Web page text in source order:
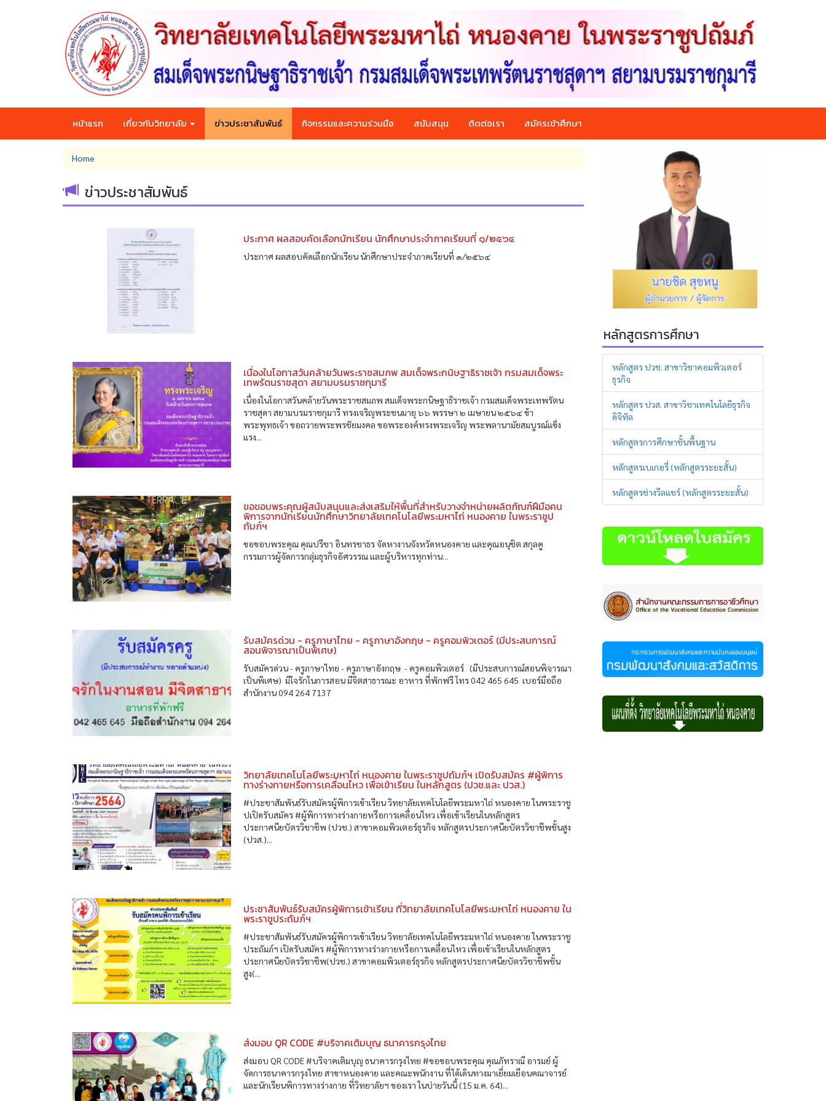
หน้าแรก เกี่ยวกับวิทยาลัย ข่าวประชาสัมพันธ์ กิจกรรมและความร่วมมือ สนับสนุน ติดต่อเรา สมัครเข้าศึกษา
You
are
here
Home
ข่าวประชาสัมพันธ์
ประกาศ ผลสอบคัดเลือกนักเรียน นักศึกษาประจำภาคเรียนที่ ๑/๒๕๖๔
ประกาศ ผลสอบคัดเลือกนักเรียน นักศึกษาประจำภาคเรียนที่ ๑/๒๕๖๔
เนื่องในโอกาสวันคล้ายวันพระราชสมภพ สมเด็จพระกนิษฐาธิราชเจ้า กรมสมเด็จพระ
เทพรัตนราชสุดา สยามบรมราชกุมารี
เนื่องในโอกาสวันคล้ายวันพระราชสมภพ สมเด็จพระกนิษฐาธิราชเจ้า กรมสมเด็จพระเทพรัตน
ราชสุดา สยามบรมราชกุมารี ทรงเจริญพระชนมายุ ๖๖ พรรษา ๒ เมษายน ๒๕๖๔ ข้า
พระพุทธเจ้า ขอถวายพระพรชัยมงคล ขอพระองค์ทรงพระเจริญ พระพลานามัยสมบูรณ์แข็ง
แรง...
ขอขอบพระคุณผู้สนับสนุนและส่งเสริมให้พื้นที่สำหรับวางจำหน่ายผลิตภัณฑ์ฝีมือคน
พิการจากนักเรียนนักศึกษาวิทยาลัยเทคโนโลยีพระมหาไถ่ หนองคาย ในพระราชูป
ถัมภ์ฯ
ขอขอบพระคุณ คุณปรีชา อินทรชาธร จัดหางานจังหวัดหนองคาย และคุณอนุชิต สกุลคู
กรรมการผู้จัดการกลุ่มธุรกิจอัศวรรณ และผู้บริหารทุกท่าน...
รับสมัครด่วน - ครูภาษาไทย - ครูภาษาอังกฤษ - ครูคอมพิวเตอร์ (มีประสบการณ์
สอนพิจารณาเป็นพิเศษ)
รับสมัครด่วน - ครูภาษาไทย - ครูภาษาอังกฤษ - ครูคอมพิวเตอร์ (มีประสบการณ์สอนพิจารณา
เป็นพิเศษ) มีใจรักในการสอน มีจิตสาธารณะ อาหาร ที่พักฟรี โทร 042 465 645 เบอร์มือถือ
สำนักงาน 094 264 7137
วิทยาลัยเทคโนโลยีพระมหาไถ่ หนองคาย ในพระราชูปถัมภ์ฯ เปิดรับสมัคร #ผู้พิการ
ทางร่างกายหรือการเคลื่อนไหว เพื่อเข้าเรียน ในหลักสูตร (ปวช.และ ปวส.)
#ประชาสัมพันธ์รับสมัครผู้พิการเข้าเรียน วิทยาลัยเทคโนโลยีพระมหาไถ่ หนองคาย ในพระราชู
ปเปิดรับสมัคร #ผู้พิการทางร่างกายหรือการเคลื่อนไหว เพื่อเข้าเรียนในหลักสูตร
ประกาศนียบัตรวิชาชีพ (ปวช.) สาขาคอมพิวเตอร์ธุรกิจ หลักสูตรประกาศนียบัตรวิชาชีพชั้นสูง
(ปวส.)...
ประชาสัมพันธ์รับสมัครผู้พิการเข้าเรียน ที่วิทยาลัยเทคโนโลยีพระมหาไถ่ หนองคาย ใน
พระราชูประถัมภ์ฯ
#ประชาสัมพันธ์รับสมัครผู้พิการเข้าเรียน วิทยาลัยเทคโนโลยีพระมหาไถ่ หนองคาย ในพระราชู
ประถัมภ์ฯ เปิดรับสมัคร #ผู้พิการทางร่างกายหรือการเคลื่อนไหว เพื่อเข้าเรียนในหลักสูตร
ประกาศนียบัตรวิชาชีพ(ปวช.) สาขาคอมพิวเตอร์ธุรกิจ หลักสูตรประกาศนียบัตรวิชาชีพชั้น
สูง(...
ส่งมอบ QR CODE #บริจาคเติมบุญ ธนาคารกรุงไทย
ส่งมอบ QR CODE #บริจาคเติมบุญ ธนาคารกรุงไทย #ขอขอบพระคุณ คุณภัทราณี อารมย์ ผู้
จัดการธนาคารกรุงไทย สาขาหนองคาย และคณะพนักงาน ที่ได้เดินทางมาเยี่ยมเยือนคณาจารย์
และนักเรียนพิการทางร่างกาย ที่วิทยาลัยฯ ของเรา ในบ่ายวันนี้ (15 ม.ค. 64)...
หลักสูตรการศึกษา
หลักสูตร ปวช. สาขาวิชาคอมพิวเตอร์
ธุรกิจ
หลักสูตร ปวส. สาขาวิชาเทคโนโลยีธุรกิจ
ดิจิทัล
หลักสูตรการศึกษาชั้นพื้นฐาน
หลักสูตรเบเกอรี่ (หลักสูตรระยะสั้น)
หลักสูตรช่างวีลแชร์ (หลักสูตรระยะสั้น)